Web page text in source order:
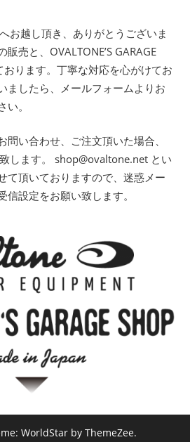
お越し頂き、ありがとうございま
売と、OVALTONE’S GARAGE
おります。丁寧な対応を心がけてお
ましたら、メールフォームよりお
。
い合わせ、ご注文頂いた場合、
します。 shop@ovaltone.net とい
て頂いておりますので、迷惑メー
信設定をお願い致します。
WorldStar by ThemeZee.